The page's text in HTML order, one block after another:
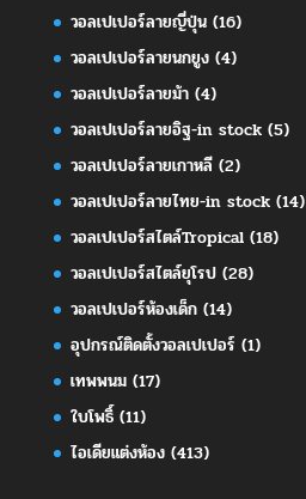
วอลเปเปอร์ลายญี่ปุ่น(16)
วอลเปเปอร์ลายนกยูง(4)
วอลเปเปอร์ลายม้า(4)
วอลเปเปอร์ลายอิฐ-in stock(5)
วอลเปเปอร์ลายเกาหลี(2)
วอลเปเปอร์ลายไทย-in stock(14)
วอลเปเปอร์สไตล์Tropical(18)
วอลเปเปอร์สไตล์ยุโรป(28)
วอลเปเปอร์ห้องเด็ก(14)
อุปกรณ์ติดตั้งวอลเปเปอร์ (1)
เทพพนม(17)
ใบโพธิ์(11)
ไอเดียแต่งห้อง(413)